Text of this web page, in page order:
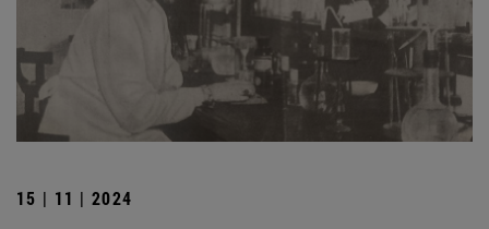
15 | 11 | 2024